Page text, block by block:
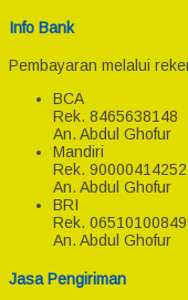
Info Bank
Pembayaran melalui
BCA
Rek. 8465638148
An. Abdul Ghofur
Mandiri
Rek.
An. Abdul Ghofur
BRI
Rek.
An. Abdul Ghofur
Jasa Pengiriman